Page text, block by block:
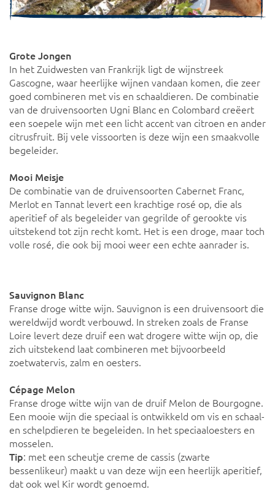
Grote Jongen
In het Zuidwesten van Frankrijk ligt de wijnstreek
Gascogne, waar heerlijke wijnen vandaan komen, die zeer
goed combineren met vis en schaaldieren. De combinatie
van de druivensoorten Ugni Blanc en Colombard creëert
een soepele wijn met een licht accent van citroen en ander
citrusfruit. Bij vele vissoorten is deze wijn een smaakvolle
begeleider.
Mooi Meisje
De combinatie van de druivensoorten Cabernet Franc,
Merlot en Tannat levert een krachtige rosé op, die als
aperitief of als begeleider van gegrilde of gerookte vis
uitstekend tot zijn recht komt. Het is een droge, maar toch
volle rosé, die ook bij mooi weer een echte aanrader is.
Sauvignon Blanc
Franse droge witte wijn. Sauvignon is een druivensoort die
wereldwijd wordt verbouwd. In streken zoals de Franse
Loire levert deze druif een wat drogere witte wijn op, die
zich uitstekend laat combineren met bijvoorbeeld
zoetwatervis, zalm en oesters.
Cépage Melon
Franse droge witte wijn van de druif Melon de Bourgogne.
Een mooie wijn die speciaal is ontwikkeld om vis en schaal-
en schelpdieren te begeleiden. In het speciaaloesters en
mosselen.
Tip: met een scheutje creme de cassis (zwarte
bessenlikeur) maakt u van deze wijn een heerlijk aperitief,
dat ook wel Kir wordt genoemd.